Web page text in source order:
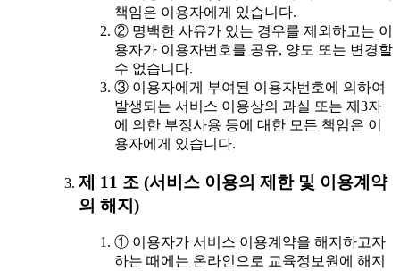
책임은 이용자에게 있습니다.
② 명백한 사유가 있는 경우를 제외하고는 이
용자가 이용자번호를 공유, 양도 또는 변경할
수 없습니다.
③ 이용자에게 부여된 이용자번호에 의하여
발생되는 서비스 이용상의 과실 또는 제3자
에 의한 부정사용 등에 대한 모든 책임은 이
용자에게 있습니다.
제 11 조 (서비스 이용의 제한 및 이용계약
의 해지)
① 이용자가 서비스 이용계약을 해지하고자
하는 때에는 온라인으로 교육정보원에 해지